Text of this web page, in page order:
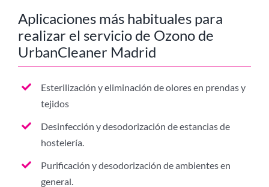
Aplicaciones más habituales para
realizar el servicio de Ozono de
UrbanCleaner Madrid
Esterilización y eliminación de olores en prendas y
tejidos
Desinfección y desodorización de estancias de
hostelería.
Purificación y desodorización de ambientes en
general.